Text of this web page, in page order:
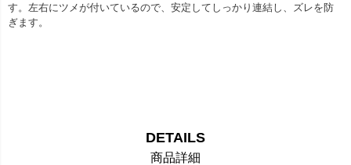
す。左右にツメが付いているので、安定してしっかり連結し、ズレを防
ぎます。
DETAILS
商品詳細